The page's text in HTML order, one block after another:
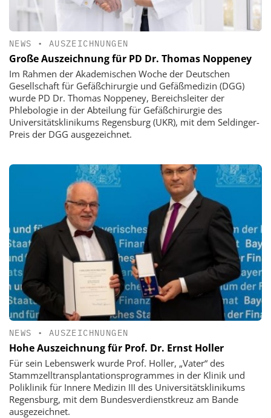
NEWS • AUSZEICHNUNGEN
Große Auszeichnung für PD Dr. Thomas Noppeney
Im Rahmen der Akademischen Woche der Deutschen
Gesellschaft für Gefäßchirurgie und Gefäßmedizin (DGG)
wurde PD Dr. Thomas Noppeney, Bereichsleiter der
Phlebologie in der Abteilung für Gefäßchirurgie des
Universitätsklinikums Regensburg (UKR), mit dem Seldinger-
Preis der DGG ausgezeichnet.
NEWS • AUSZEICHNUNGEN
Hohe Auszeichnung für Prof. Dr. Ernst Holler
Für sein Lebenswerk wurde Prof. Holler, „Vater“ des
Stammzelltransplantationsprogrammes in der Klinik und
Poliklinik für Innere Medizin III des Universitätsklinikums
Regensburg, mit dem Bundesverdienstkreuz am Bande
ausgezeichnet.